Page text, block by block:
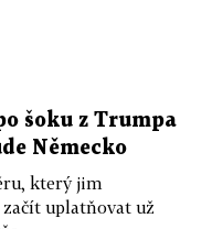
šoku z Trumpa
Německo
který jim
uplatňovat už